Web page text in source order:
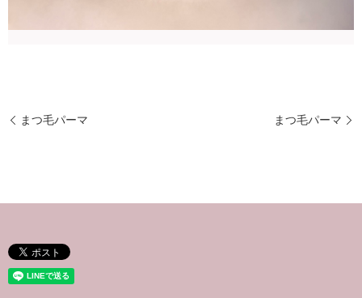
まつ毛パーマ まつ毛パーマ